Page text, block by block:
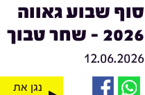
סוף שבוע גאווה
2026 - שחר טבוך
12.06.2026
נגן את